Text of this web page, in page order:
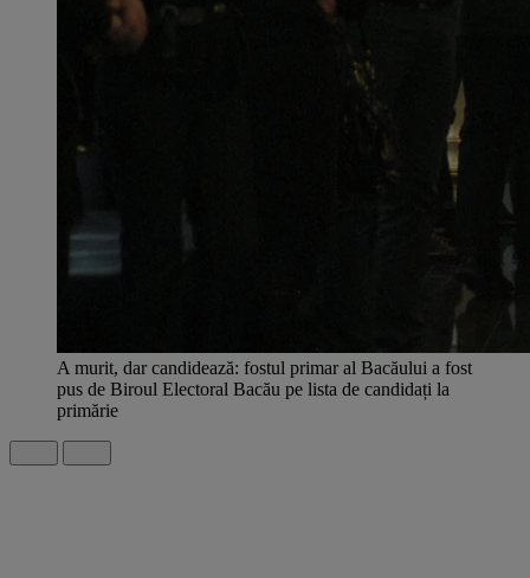
A murit, dar candidează: fostul primar al Bacăului a fost
pus de Biroul Electoral Bacău pe lista de candidați la
primărie